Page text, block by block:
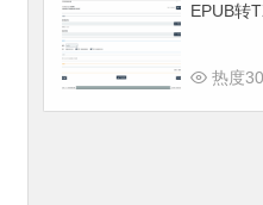
EPUB转
热度